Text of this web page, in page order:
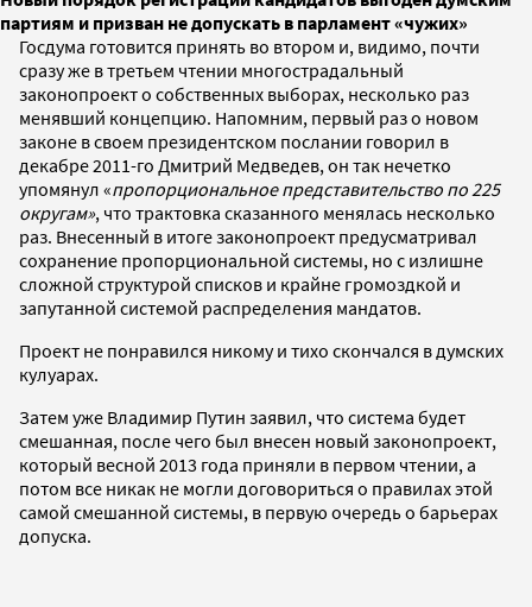
партиям и призван не допускать в парламент «чужих»
Госдума готовится принять во втором и, видимо, почти
сразу же в третьем чтении многострадальный
законопроект о собственных выборах, несколько раз
менявший концепцию. Напомним, первый раз о новом
законе в своем президентском послании говорил в
декабре 2011-го Дмитрий Медведев, он так нечетко
упомянул «пропорциональное представительство по 225
округам», что трактовка сказанного менялась несколько
раз. Внесенный в итоге законопроект предусматривал
сохранение пропорциональной системы, но с излишне
сложной структурой списков и крайне громоздкой и
запутанной системой распределения мандатов.
Проект не понравился никому и тихо скончался в думских
кулуарах.
Затем уже Владимир Путин заявил, что система будет
смешанная, после чего был внесен новый законопроект,
который весной 2013 года приняли в первом чтении, а
потом все никак не могли договориться о правилах этой
самой смешанной системы, в первую очередь о барьерах
допуска.